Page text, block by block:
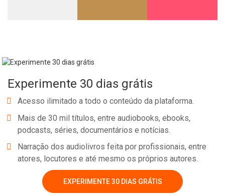
Experimente 30 dias grátis
Acesso ilimitado a todo o conteúdo da plataforma.
Mais de 30 mil títulos, entre audiobooks, ebooks,
podcasts, séries, documentários e notícias.
Narração dos audiolivros feita por profissionais, entre
atores, locutores e até mesmo os próprios autores.
EXPERIMENTE 30 DIAS GRÁTIS